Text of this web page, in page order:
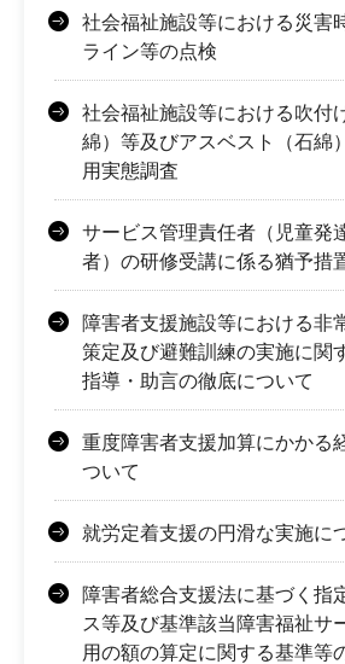
社会福祉施設等における災害
ライン等の点検
社会福祉施設等における吹付
綿）等及びアスベスト（石綿
用実態調査
サービス管理責任者（児童発
者）の研修受講に係る猶予措
障害者支援施設等における非
策定及び避難訓練の実施に関
指導・助言の徹底について
重度障害者支援加算にかかる
ついて
就労定着支援の円滑な実施に
障害者総合支援法に基づく指
ス等及び基準該当障害福祉サ
用の額の算定に関する基準等